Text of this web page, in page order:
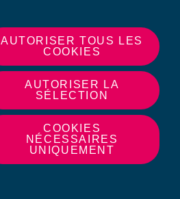
AUTORISER TOUS LES
COOKIES
AUTORISER LA
SÉLECTION
COOKIES
NÉCESSAIRES
UNIQUEMENT